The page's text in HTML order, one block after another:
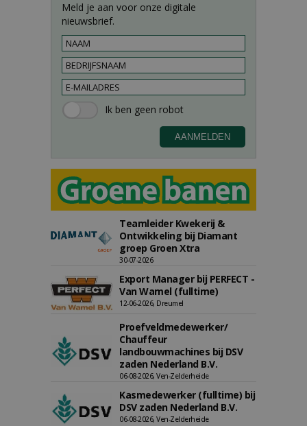
Meld je aan voor onze digitale
nieuwsbrief.
Teamleider Kwekerij &
Ontwikkeling bij Diamant
groep Groen Xtra
30-07-2026
Export Manager bij PERFECT -
Van Wamel (fulltime)
12-06-2026, Dreumel
Proefveldmedewerker/
Chauffeur
landbouwmachines bij DSV
zaden Nederland B.V.
06-08-2026, Ven-Zelderheide
Kasmedewerker (fulltime) bij
DSV zaden Nederland B.V.
06-08-2026, Ven-Zelderheide